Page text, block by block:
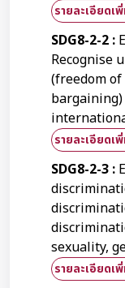
รายละเอียดเ
SDG8-2-2 :
Recognise
(freedom
รายละเอียดเ
SDG8-2-3 :
sexuality,
รายละเอียดเ